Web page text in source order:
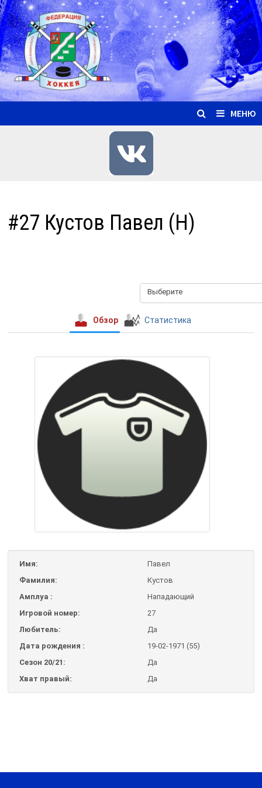
Перейти
к
содержимому
МЕНЮ
#27 Кустов Павел (Н)
Выберите
Обзор Статистика
Имя:
Павел
Фамилия:
Кустов
Амплуа :
Нападающий
Игровой номер:
27
Любитель:
Да
Дата рождения :
19-02-1971 (55)
Сезон 20/21:
Да
Хват правый:
Да